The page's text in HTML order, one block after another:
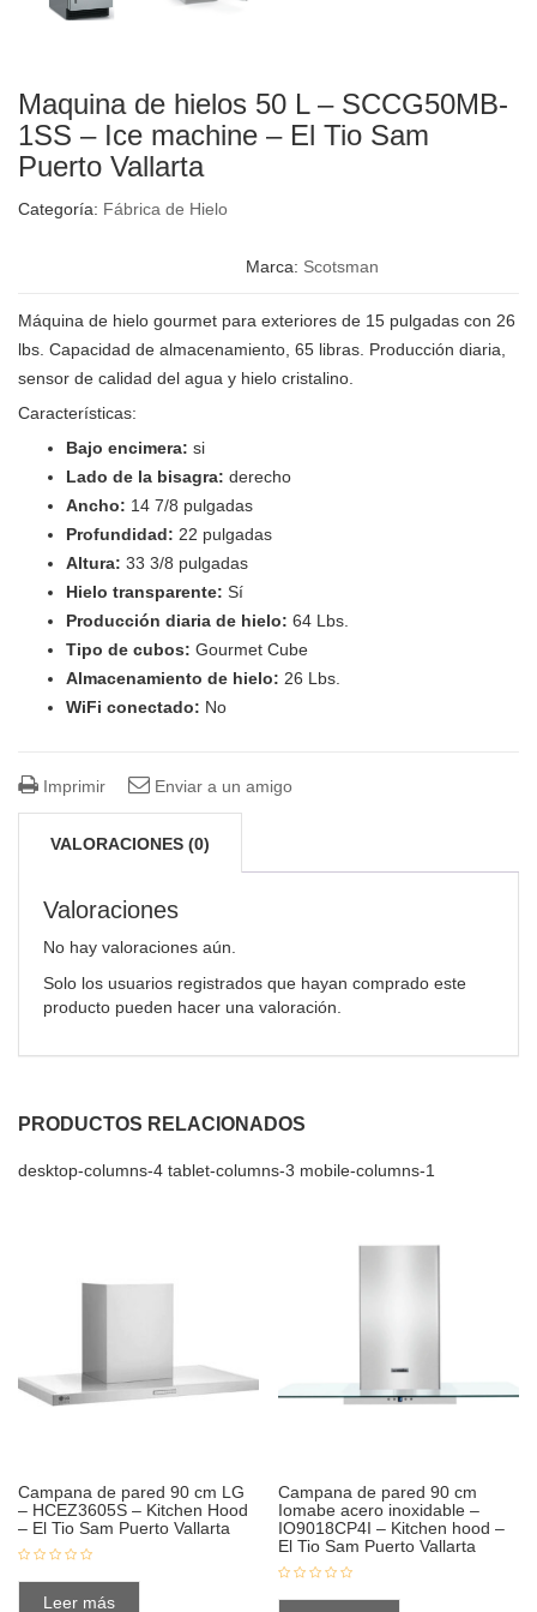
Maquina de hielos 50 L – SCCG50MB-
1SS – Ice machine – El Tio Sam
Puerto Vallarta
Categoría: Fábrica de Hielo
Marca: Scotsman
Máquina de hielo gourmet para exteriores de 15 pulgadas con 26
lbs. Capacidad de almacenamiento, 65 libras. Producción diaria,
sensor de calidad del agua y hielo cristalino.
Características:
Bajo encimera: si
Lado de la bisagra: derecho
Ancho: 14 7/8 pulgadas
Profundidad: 22 pulgadas
Altura: 33 3/8 pulgadas
Hielo transparente: Sí
Producción diaria de hielo: 64 Lbs.
Tipo de cubos: Gourmet Cube
Almacenamiento de hielo: 26 Lbs.
WiFi conectado: No
Imprimir Enviar a un amigo
VALORACIONES (0)
Valoraciones
No hay valoraciones aún.
Solo los usuarios registrados que hayan comprado este
producto pueden hacer una valoración.
PRODUCTOS RELACIONADOS
desktop-columns-4 tablet-columns-3 mobile-columns-1
Campana de pared 90 cm LG
– HCEZ3605S – Kitchen Hood
– El Tio Sam Puerto Vallarta
Leer más
Campana de pared 90 cm
Iomabe acero inoxidable –
IO9018CP4I – Kitchen hood –
El Tio Sam Puerto Vallarta